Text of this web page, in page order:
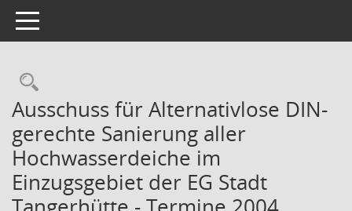
Toggle navigation
Rechercheauswahl
Ausschuss für Alternativlose DIN-
gerechte Sanierung aller
Hochwasserdeiche im
Einzugsgebiet der EG Stadt